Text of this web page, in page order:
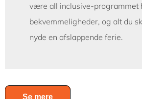
være all inclusive-programmet
bekvemmeligheder, og alt du
nyde en afslappende ferie.
Se mere